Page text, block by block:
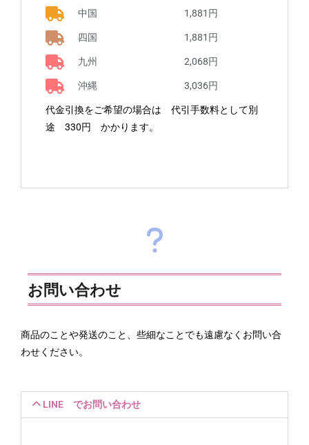
中国 1,881円
四国 1,881円
九州 2,068円
沖縄 3,036円
代金引換をご希望の場合は 代引手数料として別
途 330円 かかります。
お問い合わせ
商品のことや発送のこと、些細なことでも遠慮なくお問い合
わせください。
LINE でお問い合わせ